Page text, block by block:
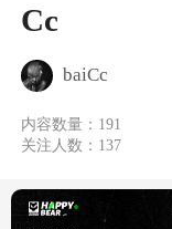
Cc
baiCc
内容数量： 191
关注人数： 137